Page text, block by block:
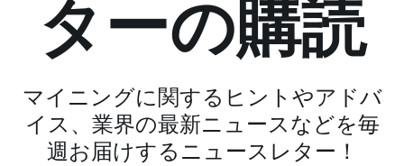
ターの購読
マイニングに関するヒントやアドバ
イス、業界の最新ニュースなどを毎
週お届けするニュースレター！